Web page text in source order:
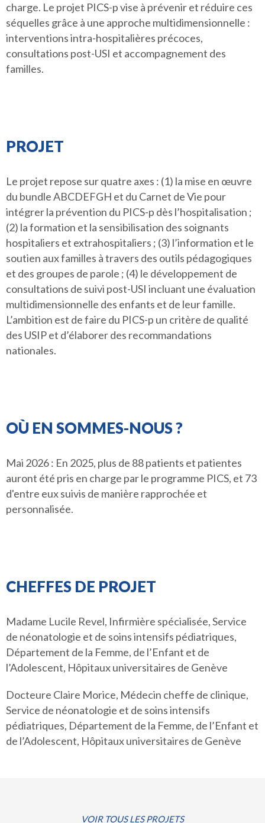
charge. Le projet PICS-p vise à prévenir et réduire ces
séquelles grâce à une approche multidimensionnelle :
interventions intra-hospitalières précoces,
consultations post-USI et accompagnement des
familles.
PROJET
Le projet repose sur quatre axes : (1) la mise en œuvre
du bundle ABCDEFGH et du Carnet de Vie pour
intégrer la prévention du PICS-p dès l’hospitalisation ;
(2) la formation et la sensibilisation des soignants
hospitaliers et extrahospitaliers ; (3) l’information et le
soutien aux familles à travers des outils pédagogiques
et des groupes de parole ; (4) le développement de
consultations de suivi post-USI incluant une évaluation
multidimensionnelle des enfants et de leur famille.
L’ambition est de faire du PICS-p un critère de qualité
des USIP et d’élaborer des recommandations
nationales.
OÙ EN SOMMES-NOUS ?
Mai 2026 : En 2025, plus de 88 patients et patientes
auront été pris en charge par le programme PICS, et 73
d'entre eux suivis de manière rapprochée et
personnalisée.
CHEFFES DE PROJET
Madame Lucile Revel, Infirmière spécialisée, Service
de néonatologie et de soins intensifs pédiatriques,
Département de la Femme, de l’Enfant et de
l’Adolescent, Hôpitaux universitaires de Genève
Docteure Claire Morice, Médecin cheffe de clinique,
Service de néonatologie et de soins intensifs
pédiatriques, Département de la Femme, de l’Enfant et
de l’Adolescent, Hôpitaux universitaires de Genève
VOIR TOUS LES PROJETS